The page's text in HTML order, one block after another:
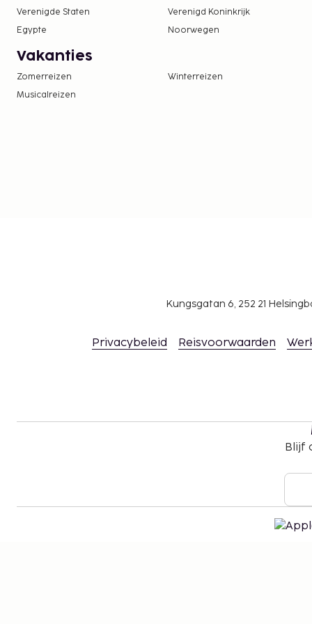
excl. btw en kunnen wijzigen.
In deze accommodatie zijn huisdieren en
toegestaan.
Verenigde Staten
Verenigd Koninkrijk
Egypte
Noorwegen
Vakanties
Zomerreizen Winterreizen
Musicalreizen
Kungsgatan 6, 252 21
Privacybeleid Reisvoorwaarden
Blijf